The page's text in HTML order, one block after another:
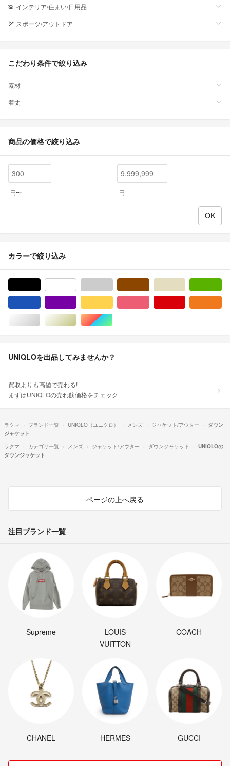
インテリア/住まい/日用品
スポーツ/アウトドア
こだわり条件で絞り込み
素材
着丈
商品の価格で絞り込み
円〜 円
カラーで絞り込み
シルバー/銀色系ゴールド/金色系マルチカラー
UNIQLOを出品してみませんか？
買取よりも高値で売れる!
まずはUNIQLOの売れ筋価格をチェック
ラクマ ブランド一覧 UNIQLO（ユニクロ） メンズ ジャケット/アウター
ダウン
ジャケット
ラクマ
カテゴリ一覧 メンズ ジャケット/アウター ダウンジャケット
UNIQLOの
ダウンジャケット
ページの上へ戻る
注目ブランド一覧
Supreme
LOUIS
VUITTON
COACH
CHANEL HERMES GUCCI